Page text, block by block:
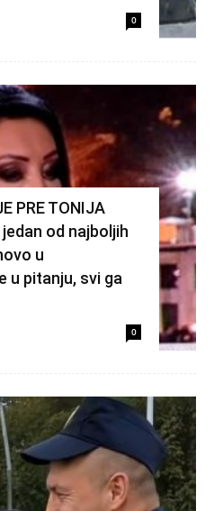
0
PRE TONIJA
jedan od najboljih
u
u pitanju, svi ga
0